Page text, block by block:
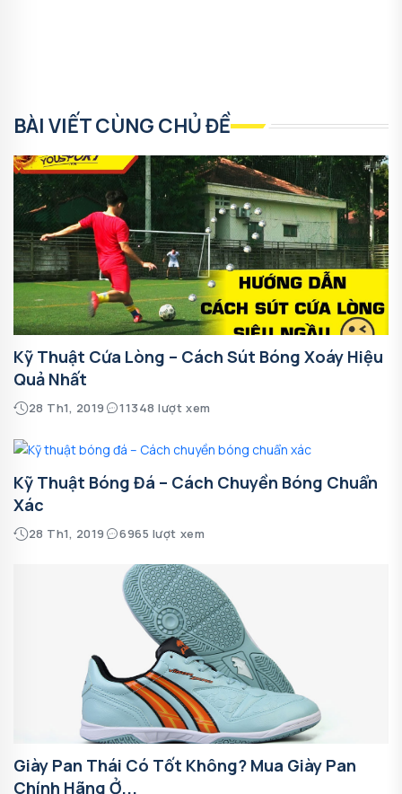
BÀI VIẾT CÙNG CHỦ ĐỀ
Kỹ Thuật Cứa Lòng – Cách Sút Bóng Xoáy Hiệu
Quả Nhất
28 Th1, 2019 11348 lượt xem
Kỹ Thuật Bóng Đá – Cách Chuyền Bóng Chuẩn
Xác
28 Th1, 2019 6965 lượt xem
Giày Pan Thái Có Tốt Không? Mua Giày Pan
Chính Hãng Ở...